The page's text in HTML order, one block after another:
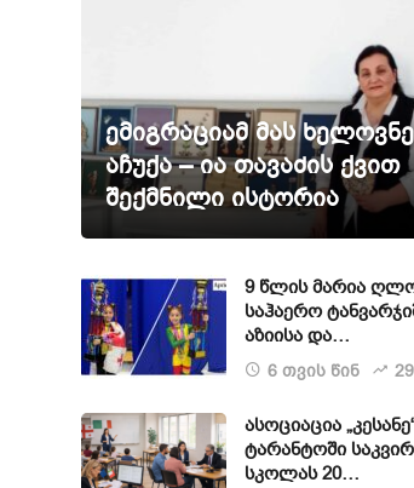
ემიგრაციამ მას
აჩუქა – ია თავაძის ქვით
შექმნილი ისტორია
9 წლის მარია
საჰაერო
აზიისა და…
6 თვის წინ
ასოციაცია
ტარანტოში
სკოლას 20…